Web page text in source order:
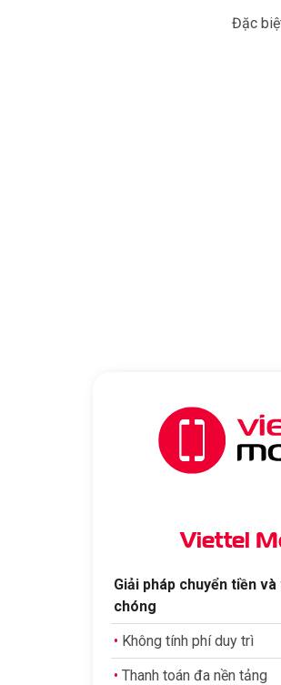
Đặc
Viettel
Giải pháp chuyển tiền
chóng
• Không tính phí duy trì
• Thanh toán đa nền tảng